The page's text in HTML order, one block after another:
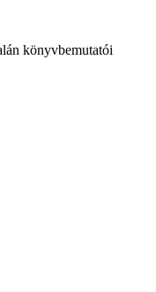
könyvbemutatói